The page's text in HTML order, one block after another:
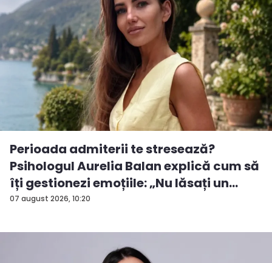
07 august 2026, 10:20
Perioada admiterii te stresează?
Psihologul Aurelia Balan explică cum să
îți gestionezi emoțiile: „Nu lăsați un
rezu...